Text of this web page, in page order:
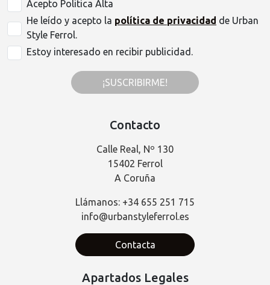
Acepto Politica Alta
He leído y acepto la política de privacidad de Urban
Style Ferrol.
Estoy interesado en recibir publicidad.
¡SUSCRIBIRME!
Contacto
Calle Real, Nº 130
15402 Ferrol
A Coruña
Llámanos: +34 655 251 715
info@urbanstyleferrol.es
Contacta
Apartados Legales